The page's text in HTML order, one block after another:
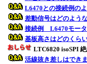
L6470との接続例の
差動信号はどのよう
接続例 L6470モー
基板高さはどのくら
LTC6820 isoSPI
活線抜き差しはでき